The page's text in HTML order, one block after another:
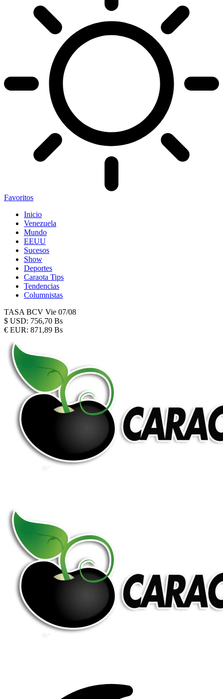
Favoritos
Inicio
Venezuela
Mundo
EEUU
Sucesos
Show
Deportes
Caraota Tips
Tendencias
Columnistas
TASA BCV Vie 07/08
$ USD: 756,70 Bs
€ EUR: 871,89 Bs